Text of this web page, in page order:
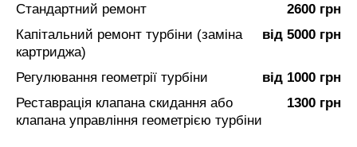
Стандартний ремонт
2600 грн
Капітальний ремонт турбіни (заміна
картриджа)
від 5000 грн
Регулювання геометрії турбіни
від 1000 грн
Реставрація клапана скидання або
клапана управління геометрією турбіни
1300 грн